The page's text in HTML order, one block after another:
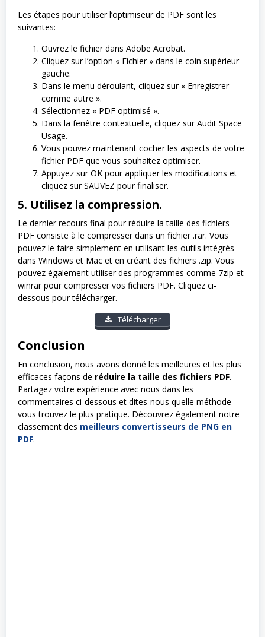
Les étapes pour utiliser l’optimiseur de PDF sont les
suivantes:
Ouvrez le fichier dans Adobe Acrobat.
Cliquez sur l’option « Fichier » dans le coin supérieur
gauche.
Dans le menu déroulant, cliquez sur « Enregistrer
comme autre ».
Sélectionnez « PDF optimisé ».
Dans la fenêtre contextuelle, cliquez sur Audit Space
Usage.
Vous pouvez maintenant cocher les aspects de votre
fichier PDF que vous souhaitez optimiser.
Appuyez sur OK pour appliquer les modifications et
cliquez sur SAUVEZ pour finaliser.
5. Utilisez la compression.
Le dernier recours final pour réduire la taille des fichiers
PDF consiste à le compresser dans un fichier .rar. Vous
pouvez le faire simplement en utilisant les outils intégrés
dans Windows et Mac et en créant des fichiers .zip. Vous
pouvez également utiliser des programmes comme 7zip et
winrar pour compresser vos fichiers PDF. Cliquez ci-
dessous pour télécharger.
Télécharger
Conclusion
En conclusion, nous avons donné les meilleures et les plus
efficaces façons de réduire la taille des fichiers PDF.
Partagez votre expérience avec nous dans les
commentaires ci-dessous et dites-nous quelle méthode
vous trouvez le plus pratique. Découvrez également notre
classement des meilleurs convertisseurs de PNG en
PDF.